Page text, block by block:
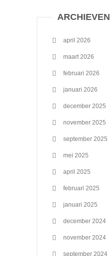
ARCHIEVEN
april 2026
maart 2026
februari 2026
januari 2026
december 2025
november 2025
september 2025
mei 2025
april 2025
februari 2025
januari 2025
december 2024
november 2024
september 2024